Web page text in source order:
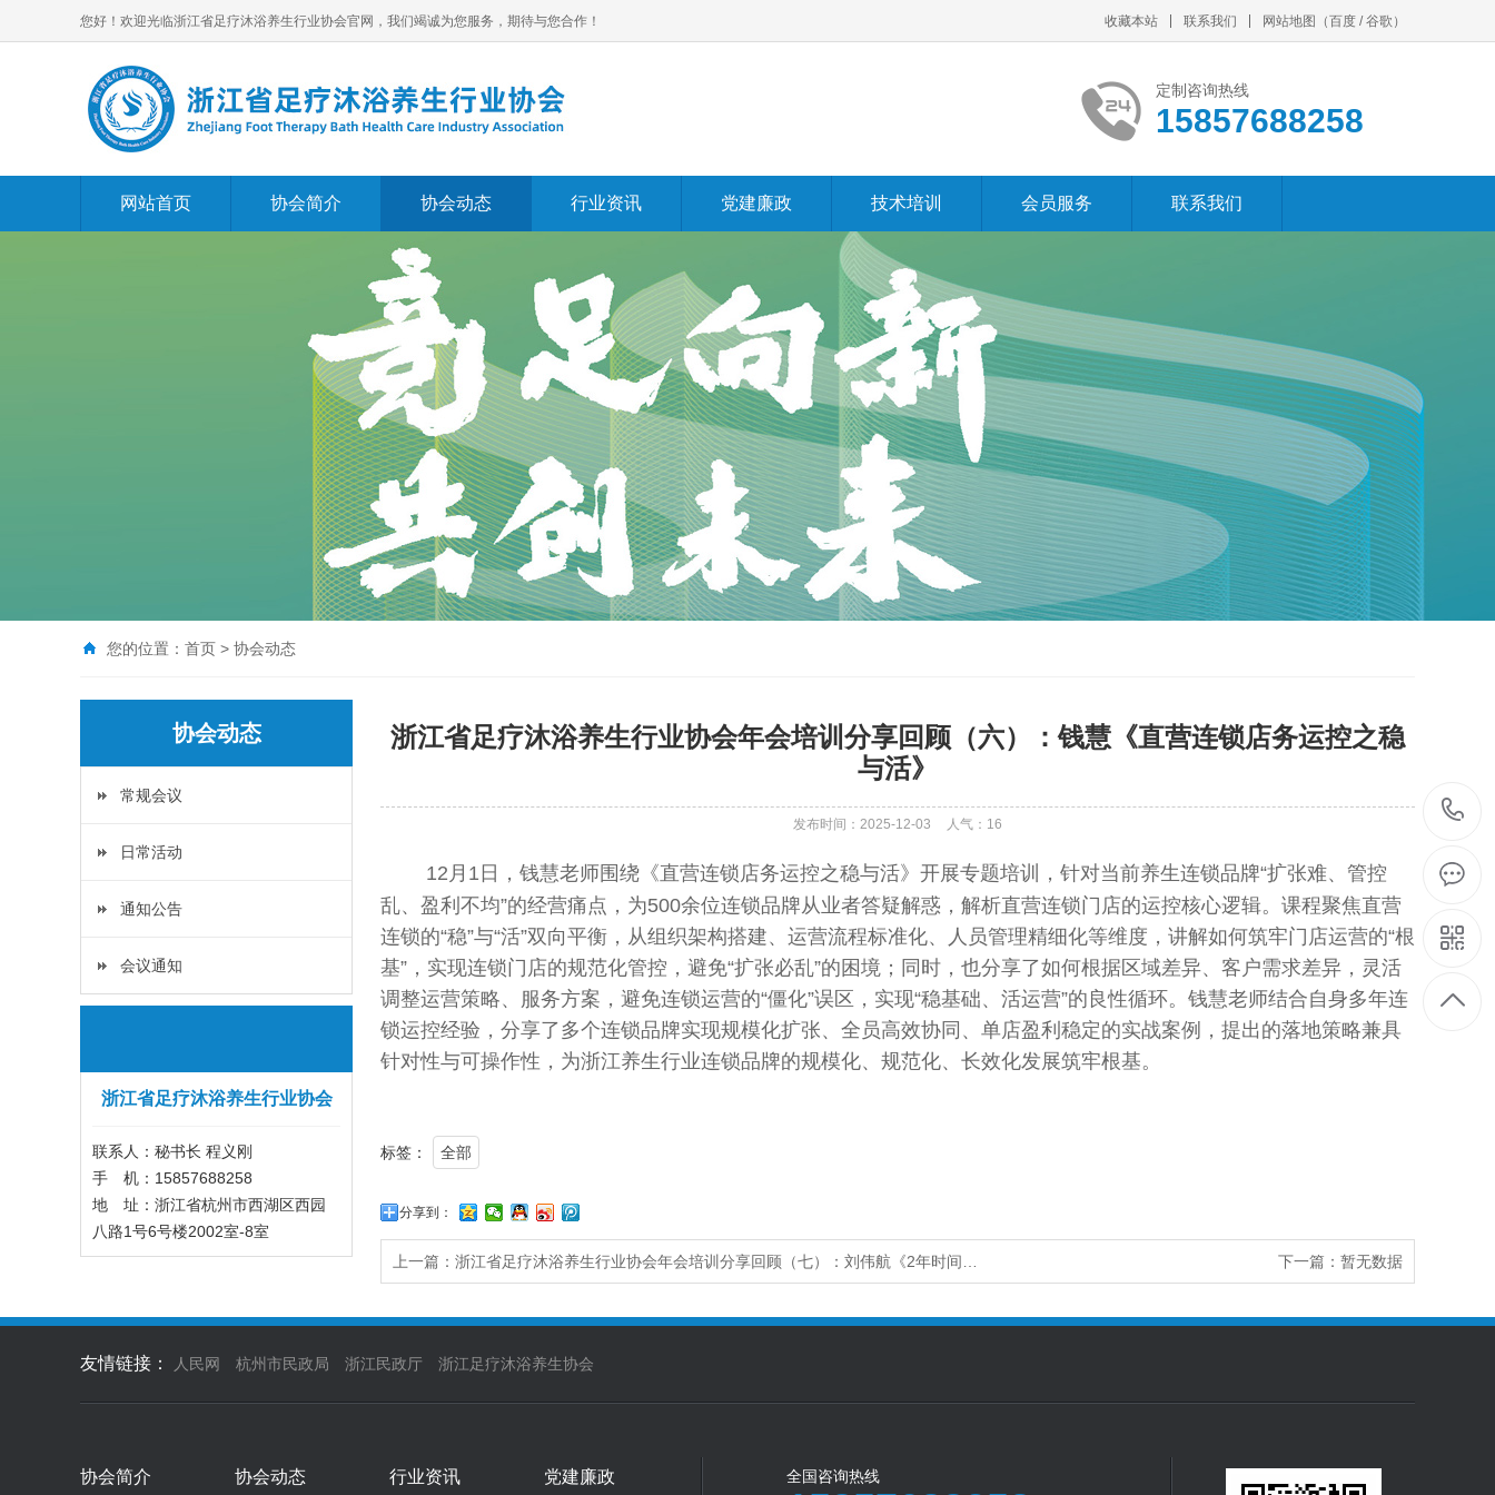
您好！欢迎光临浙江省足疗沐浴养生行业协会官网，我们竭诚为您服务，期待与您合作！ 收藏本站 联系我们 网站地图 （百度 /谷歌 ）
定制咨询热线
15857688258
网站首页 协会简介 协会动态 行业资讯 党建廉政 技术培训 会员服务 联系我们
您的位置： 首页 > 协会动态
协会动态
常规会议
日常活动
通知公告
会议通知
浙江省足疗沐浴养生行业协会
联系人：秘书长 程义刚
手 机：15857688258
地 址：浙江省杭州市西湖区西园
八路1号6号楼2002室-8室
浙江省足疗沐浴养生行业协会年会培训分享回顾（六）：钱慧《直营连锁店务运控之稳
与活》
发布时间：2025-12-03 人气： 16
12月1日，钱慧老师围绕《直营连锁店务运控之稳与活》开展专题培训，针对当前养生连锁品牌“扩张难、管控
乱、盈利不均”的经营痛点，为500余位连锁品牌从业者答疑解惑，解析直营连锁门店的运控核心逻辑。课程聚焦直营
连锁的“稳”与“活”双向平衡，从组织架构搭建、运营流程标准化、人员管理精细化等维度，讲解如何筑牢门店运营的“根
基”，实现连锁门店的规范化管控，避免“扩张必乱”的困境；同时，也分享了如何根据区域差异、客户需求差异，灵活
调整运营策略、服务方案，避免连锁运营的“僵化”误区，实现“稳基础、活运营”的良性循环。钱慧老师结合自身多年连
锁运控经验，分享了多个连锁品牌实现规模化扩张、全员高效协同、单店盈利稳定的实战案例，提出的落地策略兼具
针对性与可操作性，为浙江养生行业连锁品牌的规模化、规范化、长效化发展筑牢根基。
标签： 全部
分享到：
上一篇： 浙江省足疗沐浴养生行业协会年会培训分享回顾（七）：刘伟航《2年时间… 下一篇： 暂无数据
友情链接： 人民网 杭州市民政局 浙江民政厅 浙江足疗沐浴养生协会
协会简介 协会动态 行业资讯 党建廉政 全国咨询热线